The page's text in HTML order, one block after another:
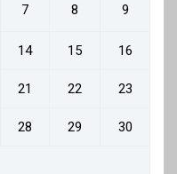
7 8 9
14 15 16
21 22 23
28 29 30